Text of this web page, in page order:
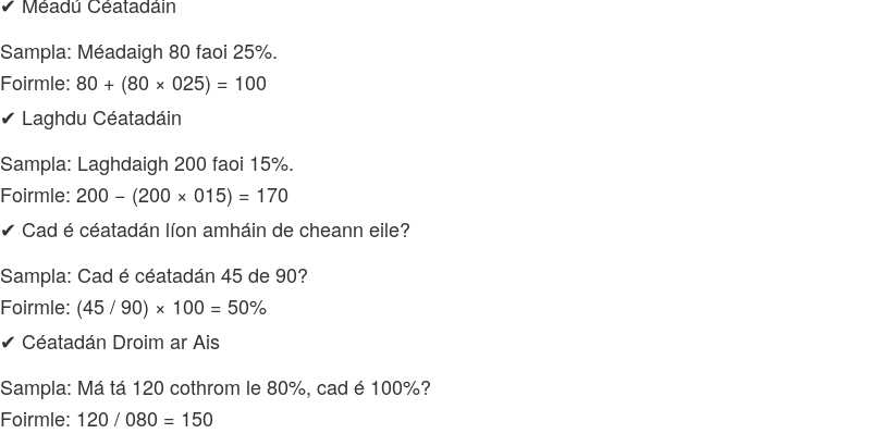
Sampla: Méadaigh 80 faoi 25%.
Foirmle: 80 + (80 × 025) = 100
✔ Laghdu Céatadáin
Sampla: Laghdaigh 200 faoi 15%.
Foirmle: 200 − (200 × 015) = 170
✔ Cad é céatadán líon amháin de cheann eile?
Sampla: Cad é céatadán 45 de 90?
Foirmle: (45 / 90) × 100 = 50%
✔ Céatadán Droim ar Ais
Sampla: Má tá 120 cothrom le 80%, cad é 100%?
Foirmle: 120 / 080 = 150